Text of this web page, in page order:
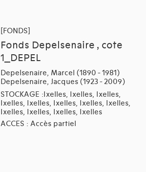
[FONDS]
Fonds Depelsenaire , cote
1_DEPEL
Depelsenaire, Marcel (1890 - 1981)
Depelsenaire, Jacques (1923 - 2009)
STOCKAGE :Ixelles, Ixelles, Ixelles,
Ixelles, Ixelles, Ixelles, Ixelles, Ixelles,
Ixelles, Ixelles, Ixelles, Ixelles
ACCES : Accès partiel